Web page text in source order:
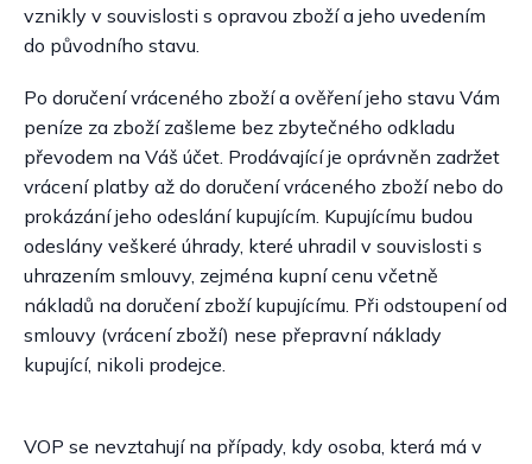
vznikly v souvislosti s opravou zboží a jeho uvedením
do původního stavu.
Po doručení vráceného zboží a ověření jeho stavu Vám
peníze za zboží zašleme bez zbytečného odkladu
převodem na Váš účet. Prodávající je oprávněn zadržet
vrácení platby až do doručení vráceného zboží nebo do
prokázání jeho odeslání kupujícím. Kupujícímu budou
odeslány veškeré úhrady, které uhradil v souvislosti s
uhrazením smlouvy, zejména kupní cenu včetně
nákladů na doručení zboží kupujícímu. Při odstoupení od
smlouvy (vrácení zboží) nese přepravní náklady
kupující, nikoli prodejce.
VOP se nevztahují na případy, kdy osoba, která má v